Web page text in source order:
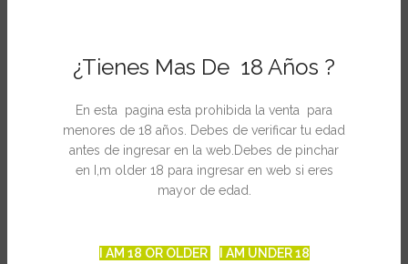
¿Tienes Mas De 18 Años ?
En esta pagina esta prohibida la venta para
menores de 18 años. Debes de verificar tu edad
antes de ingresar en la web.Debes de pinchar
en I,m older 18 para ingresar en web si eres
mayor de edad.
I AM 18 OR OLDER I AM UNDER 18
PRODUCTOS RELACIONADOS